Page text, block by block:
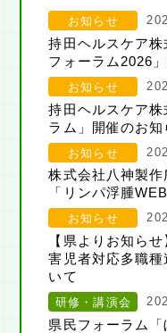
訪問
ス
お知らせ
持田ヘルスケア
フォーラム2026
お知らせ
持田ヘルスケア
ラム」開催のお知
お知らせ
株式会社八神製
「リンパ浮腫
お知らせ
【県よりお知ら
害児者対応多職
いて
研修・講演会
県民フォーラム